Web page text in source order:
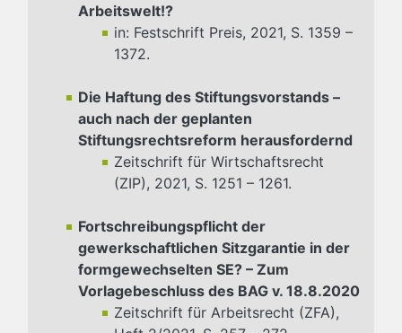
Arbeitswelt!?
in: Festschrift Preis, 2021, S. 1359 –
1372.
Die Haftung des Stiftungsvorstands –
auch nach der geplanten
Stiftungsrechtsreform herausfordernd
Zeitschrift für Wirtschaftsrecht
(ZIP), 2021, S. 1251 – 1261.
Fortschreibungspflicht der
gewerkschaftlichen Sitzgarantie in der
formgewechselten SE? – Zum
Vorlagebeschluss des BAG v. 18.8.2020
Zeitschrift für Arbeitsrecht (ZFA),